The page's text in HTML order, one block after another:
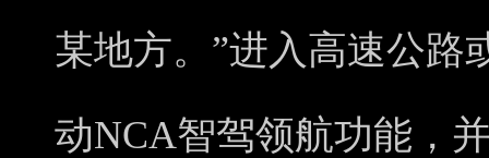
某地方。”进入高速公路
动NCA智驾领航功能，